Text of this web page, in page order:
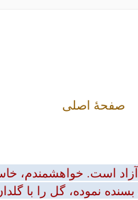
صفحهٔ اصلی
است. خواهشمندم،
نموده، گل را با گلدان